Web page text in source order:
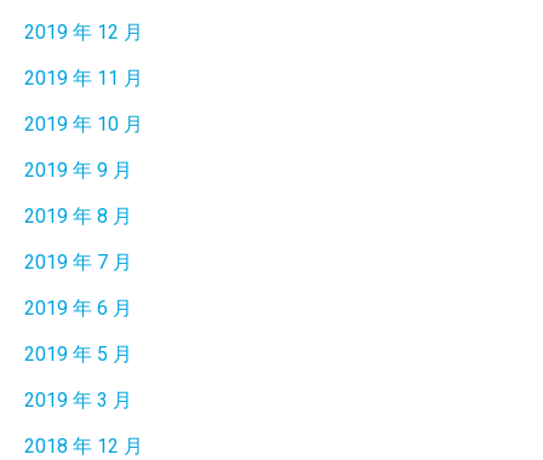
2019 年 12 月
2019 年 11 月
2019 年 10 月
2019 年 9 月
2019 年 8 月
2019 年 7 月
2019 年 6 月
2019 年 5 月
2019 年 3 月
2018 年 12 月